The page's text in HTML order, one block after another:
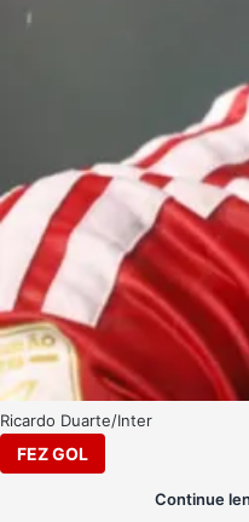
Ricardo Duarte/Inter
FEZ GOL
Continue